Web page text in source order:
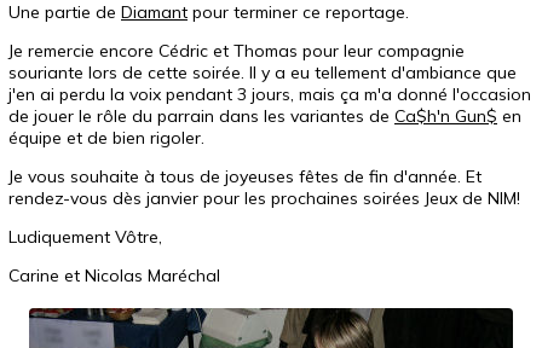
Une partie de Diamant pour terminer ce reportage.
Je remercie encore Cédric et Thomas pour leur compagnie
souriante lors de cette soirée. Il y a eu tellement d'ambiance que
j'en ai perdu la voix pendant 3 jours, mais ça m'a donné l'occasion
de jouer le rôle du parrain dans les variantes de Ca$h'n Gun$ en
équipe et de bien rigoler.
Je vous souhaite à tous de joyeuses fêtes de fin d'année. Et
rendez-vous dès janvier pour les prochaines soirées Jeux de NIM!
Ludiquement Vôtre,
Carine et Nicolas Maréchal